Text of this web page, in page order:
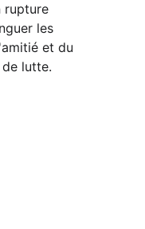
rupture
les
et du
lutte.